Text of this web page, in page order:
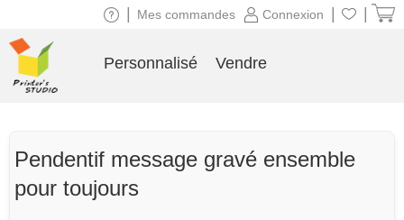
Pendentif message gravé ensemble
pour toujours
Connexion
Mes commandes
Personnalisé Vendre